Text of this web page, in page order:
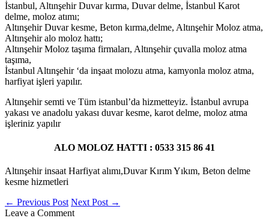
İstanbul, Altınşehir Duvar kırma, Duvar delme, İstanbul Karot
delme, moloz atımı;
Altınşehir Duvar kesme, Beton kırma,delme, Altınşehir Moloz atma,
Altınşehir alo moloz hattı;
Altınşehir Moloz taşıma firmaları, Altınşehir çuvalla moloz atma
taşıma,
İstanbul Altınşehir ‘da inşaat molozu atma, kamyonla moloz atma,
harfiyat işleri yapılır.
Altınşehir semti ve Tüm istanbul’da hizmetteyiz. İstanbul avrupa
yakası ve anadolu yakası duvar kesme, karot delme, moloz atma
işleriniz yapılır
ALO MOLOZ HATTI : 0533 315 86 41
Altınşehir insaat Harfiyat alımı,Duvar Kırım Yıkım, Beton delme
kesme hizmetleri
← Previous Post Next Post →
Leave a Comment